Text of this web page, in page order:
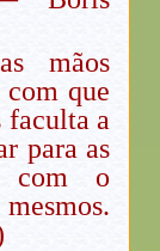
mãos
que
faculta a
para as
com o